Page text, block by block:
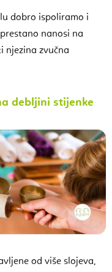
dobro ispoliramo i
nanosi na
njezina zvučna
debljini stijenke
od više slojeva,